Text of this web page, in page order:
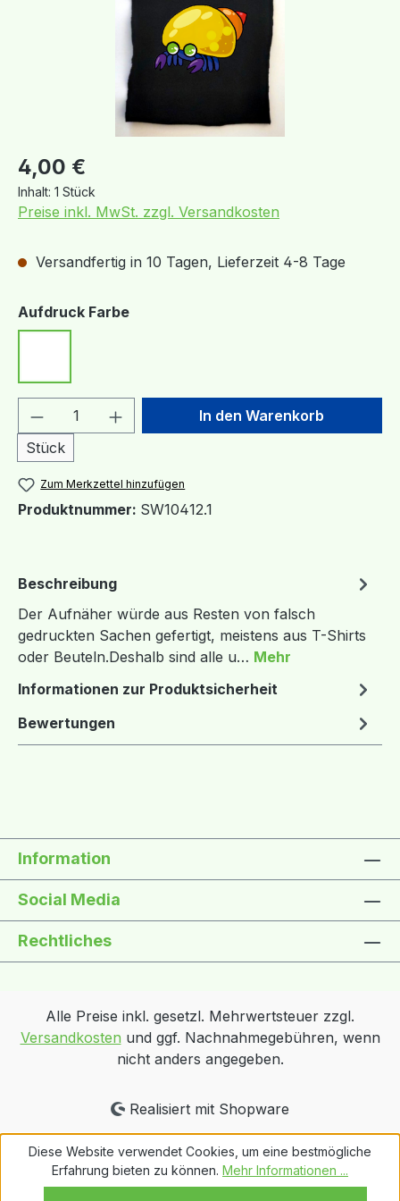
Regulärer Preis:
4,00 €
Inhalt: 1 Stück
Preise inkl. MwSt. zzgl. Versandkosten
Versandfertig in 10 Tagen, Lieferzeit 4-8 Tage
Aufdruck Farbeauswählen
Produkt Anzahl: Gib den
Stück
In den Warenkorb
Zum Merkzettel hinzufügen
Produktnummer: SW10412.1
Beschreibung
Der Aufnäher würde aus Resten von falsch
gedruckten Sachen gefertigt, meistens aus T-Shirts
oder Beuteln.Deshalb sind alle u… Mehr
Informationen zur Produktsicherheit
Bewertungen
Information
Social Media
Rechtliches
Alle Preise inkl. gesetzl. Mehrwertsteuer zzgl.
Versandkosten und ggf. Nachnahmegebühren, wenn
nicht anders angegeben.
Realisiert mit Shopware
Diese Website verwendet Cookies, um eine bestmögliche
Erfahrung bieten zu können. Mehr Informationen ...